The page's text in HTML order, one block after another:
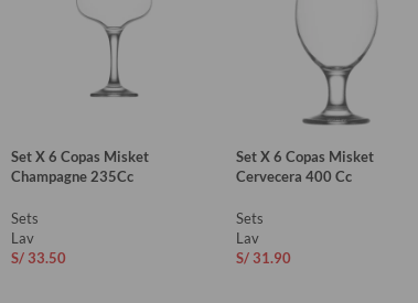
Set X 6 Copas Misket
Champagne 235Cc
Sets
Lav
S/ 33.50
Set X 6 Copas Misket
Cervecera 400 Cc
Sets
Lav
S/31.90